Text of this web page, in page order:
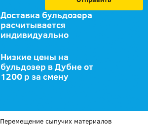
Доставка бульдозера
расчитывается
индивидуально
Низкие цены на
бульдозер в Дубне от
1200 р за смену
Перемещение сыпучих материалов